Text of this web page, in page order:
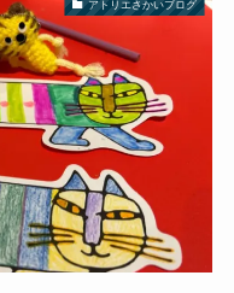
アトリエさかいブログ